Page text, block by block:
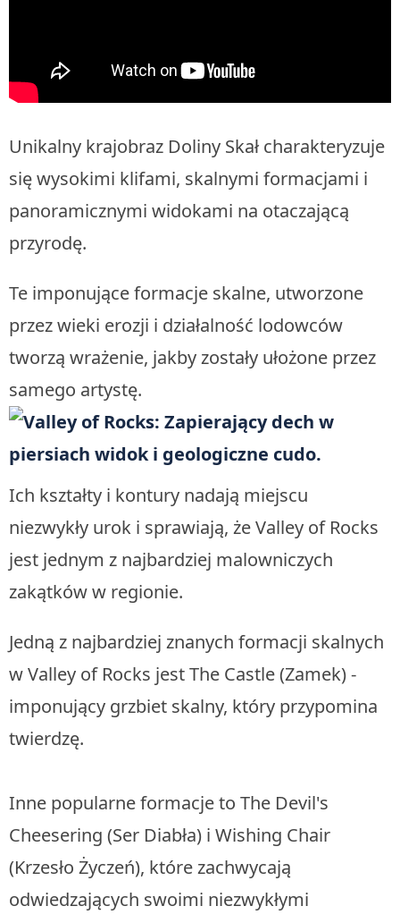
Unikalny krajobraz Doliny Skał charakteryzuje
się wysokimi klifami, skalnymi formacjami i
panoramicznymi widokami na otaczającą
przyrodę.
Te imponujące formacje skalne, utworzone
przez wieki erozji i działalność lodowców
tworzą wrażenie, jakby zostały ułożone przez
samego artystę.
Ich kształty i kontury nadają miejscu
niezwykły urok i sprawiają, że Valley of Rocks
jest jednym z najbardziej malowniczych
zakątków w regionie.
Jedną z najbardziej znanych formacji skalnych
w Valley of Rocks jest The Castle (Zamek) -
imponujący grzbiet skalny, który przypomina
twierdzę.
Inne popularne formacje to The Devil's
Cheesering (Ser Diabła) i Wishing Chair
(Krzesło Życzeń), które zachwycają
odwiedzających swoimi niezwykłymi